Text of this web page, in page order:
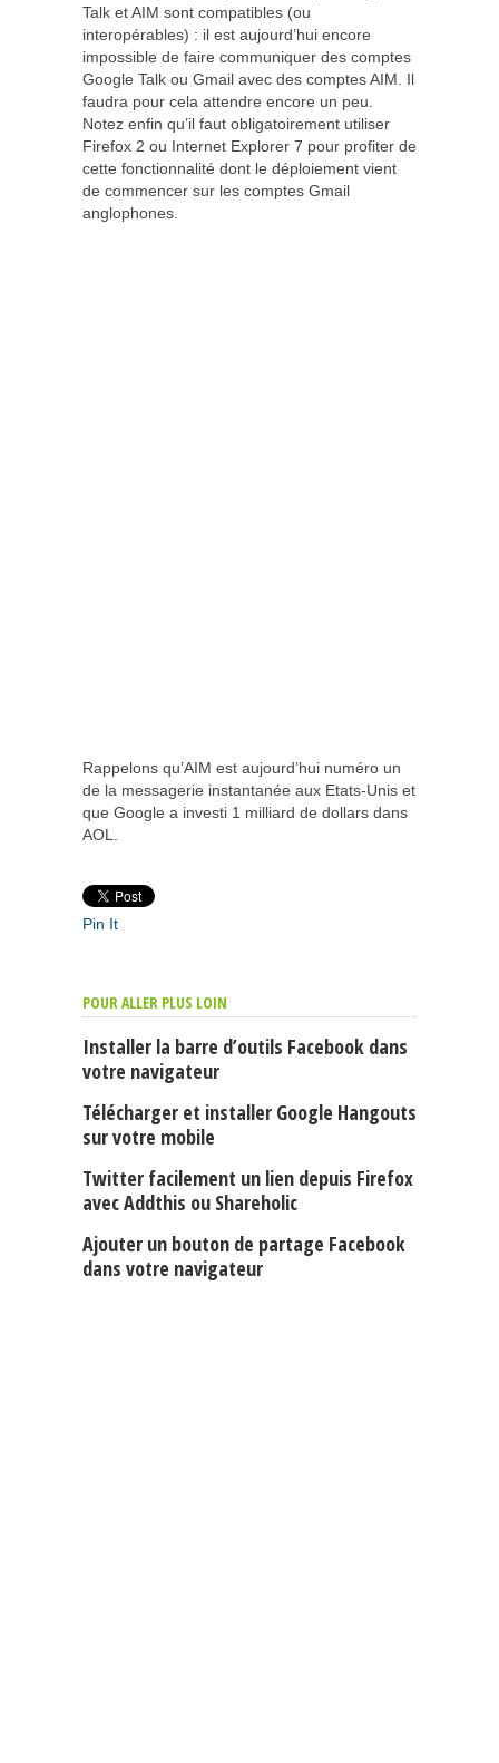
Talk et AIM sont compatibles (ou
interopérables) : il est aujourd’hui encore
impossible de faire communiquer des comptes
Google Talk ou Gmail avec des comptes AIM. Il
faudra pour cela attendre encore un peu.
Notez enfin qu’il faut obligatoirement utiliser
Firefox 2 ou Internet Explorer 7 pour profiter de
cette fonctionnalité dont le déploiement vient
de commencer sur les comptes Gmail
anglophones.
Rappelons qu’AIM est aujourd’hui numéro un
de la messagerie instantanée aux Etats-Unis et
que Google a investi 1 milliard de dollars dans
AOL.
Pin It
POUR ALLER PLUS LOIN
Installer la barre d’outils Facebook dans
votre navigateur
Télécharger et installer Google Hangouts
sur votre mobile
Twitter facilement un lien depuis Firefox
avec Addthis ou Shareholic
Ajouter un bouton de partage Facebook
dans votre navigateur